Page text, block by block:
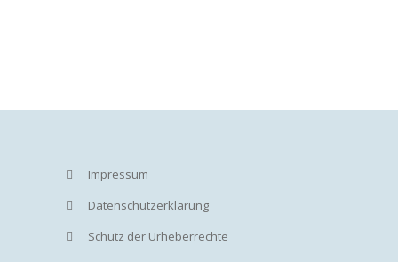
Impressum
Datenschutzerklärung
Schutz der Urheberrechte